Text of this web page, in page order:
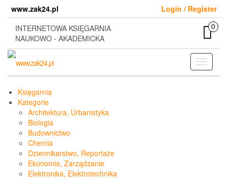
content
www.zak24.pl
Login / Register
INTERNETOWA KSIĘGARNIA
NAUKOWO - AKADEMICKA
0
Toggle
Księgarnia
Kategorie
Architektura, Urbanistyka
Biologia
Budownictwo
Chemia
Dziennikarstwo, Reportaże
Ekonomia, Zarządzanie
Elektronika, Elektrotechnika